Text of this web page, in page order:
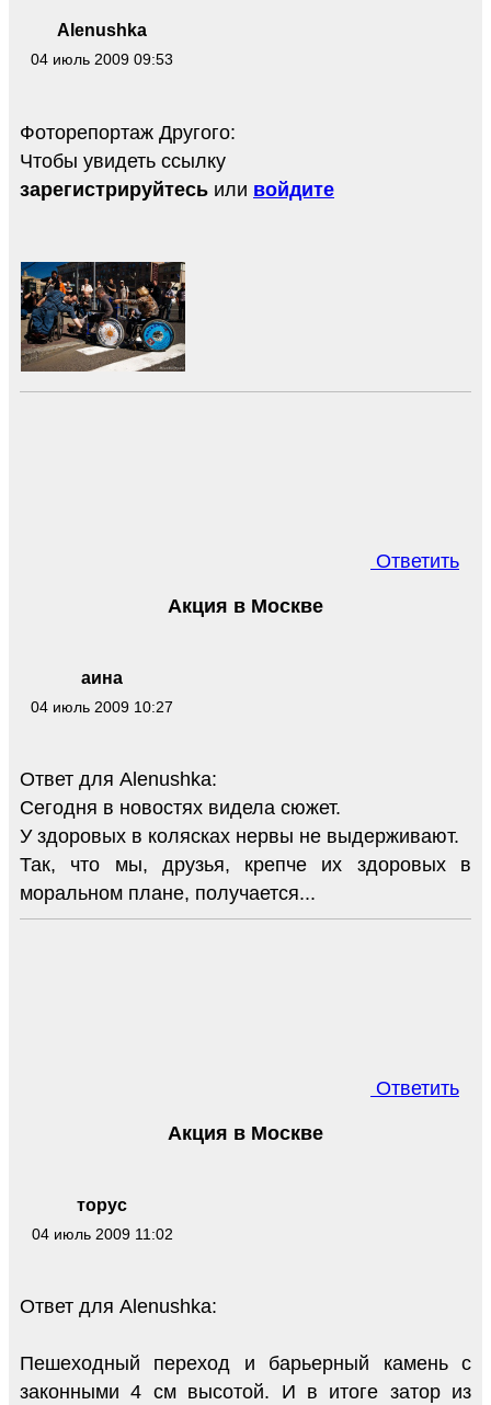
Alenushka
04 июль 2009 09:53
Фоторепортаж Другого:
Чтобы увидеть ссылку
зарегистрируйтесь или войдите
Ответить
аина
04 июль 2009 10:27
Акция в Москве
Ответ для Alenushka:
Сегодня в новостях видела сюжет.
У здоровых в колясках нервы не выдерживают.
Так, что мы, друзья, крепче их здоровых в
моральном плане, получается...
Ответить
торус
04 июль 2009 11:02
Акция в Москве
Ответ для Alenushka:
Пешеходный переход и барьерный камень с
законными 4 см высотой. И в итоге затор из